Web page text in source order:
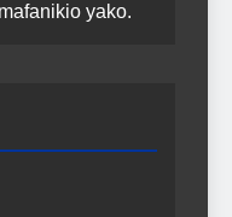
yako.